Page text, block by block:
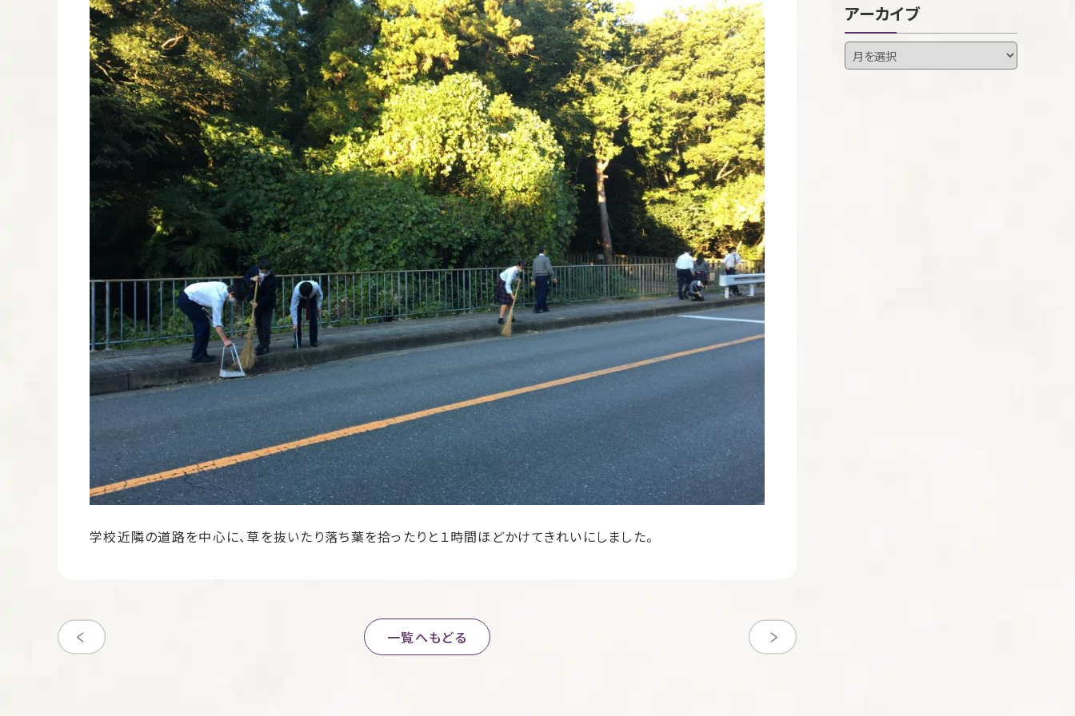
学校近隣の道路を中心に、草を抜いたり落ち葉を拾ったりと１時間ほどかけてきれいにしました。
一覧へもどる
アーカイブ